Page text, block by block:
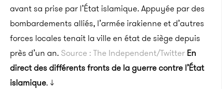
avant sa prise par l’État islamique. Appuyée par des
bombardements alliés, l’armée irakienne et d’autres
forces locales tenait la ville en état de siège depuis
près d’un an. Source : The Independent/Twitter En
direct des différents fronts de la guerre contre l’État
islamique. ↓